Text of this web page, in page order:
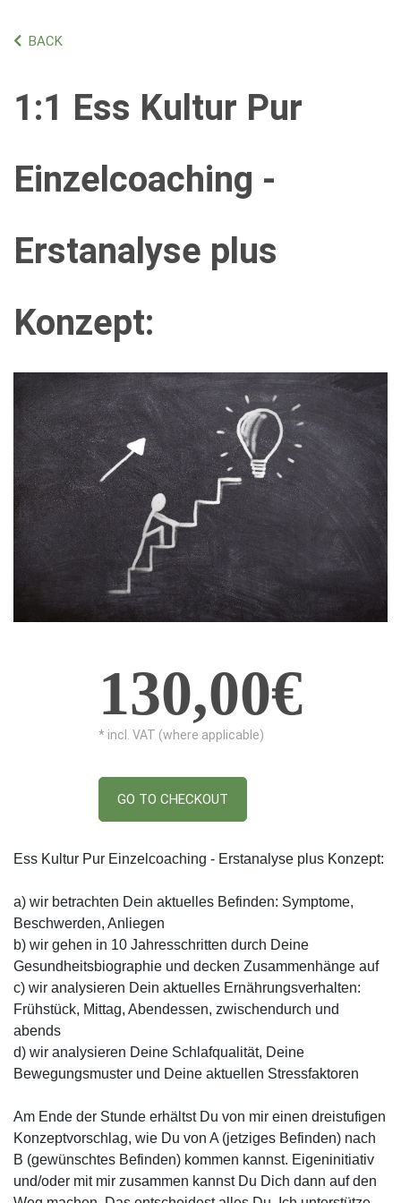
BACK
1:1 Ess Kultur Pur
Einzelcoaching -
Erstanalyse plus
Konzept:
130,00€
* incl. VAT (where applicable)
GO TO CHECKOUT
Ess Kultur Pur Einzelcoaching - Erstanalyse plus Konzept:
a) wir betrachten Dein aktuelles Befinden: Symptome,
Beschwerden, Anliegen
b) wir gehen in 10 Jahresschritten durch Deine
Gesundheitsbiographie und decken Zusammenhänge auf
c) wir analysieren Dein aktuelles Ernährungsverhalten:
Frühstück, Mittag, Abendessen, zwischendurch und
abends
d) wir analysieren Deine Schlafqualität, Deine
Bewegungsmuster und Deine aktuellen Stressfaktoren
Am Ende der Stunde erhältst Du von mir einen dreistufigen
Konzeptvorschlag, wie Du von A (jetziges Befinden) nach
B (gewünschtes Befinden) kommen kannst. Eigeninitiativ
und/oder mit mir zusammen kannst Du Dich dann auf den